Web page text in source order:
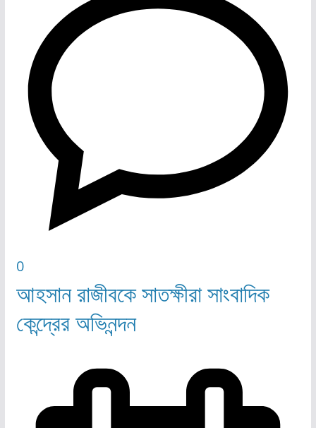
0
আহসান রাজীবকে সাতক্ষীরা সাংবাদিক
কেন্দ্রের অভিনন্দন